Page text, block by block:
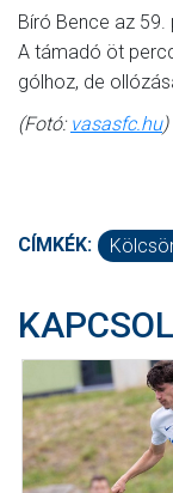
Bíró Bence az 59.
A támadó öt
gólhoz, de
(Fotó: vasasfc.hu)
CÍMKÉK: